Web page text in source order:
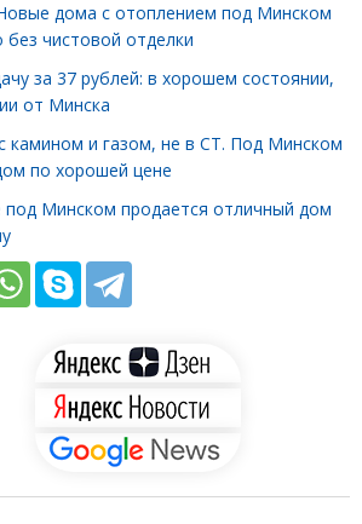
дома с отоплением под Минском
чистовой отделки
за 37 рублей: в хорошем состоянии,
от Минска
камином и газом, не в СТ. Под Минском
по хорошей цене
под Минском продается отличный дом